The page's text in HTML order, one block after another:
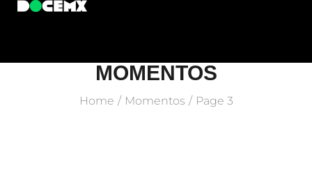
MOMENTOS
Home / Momentos / Page 3